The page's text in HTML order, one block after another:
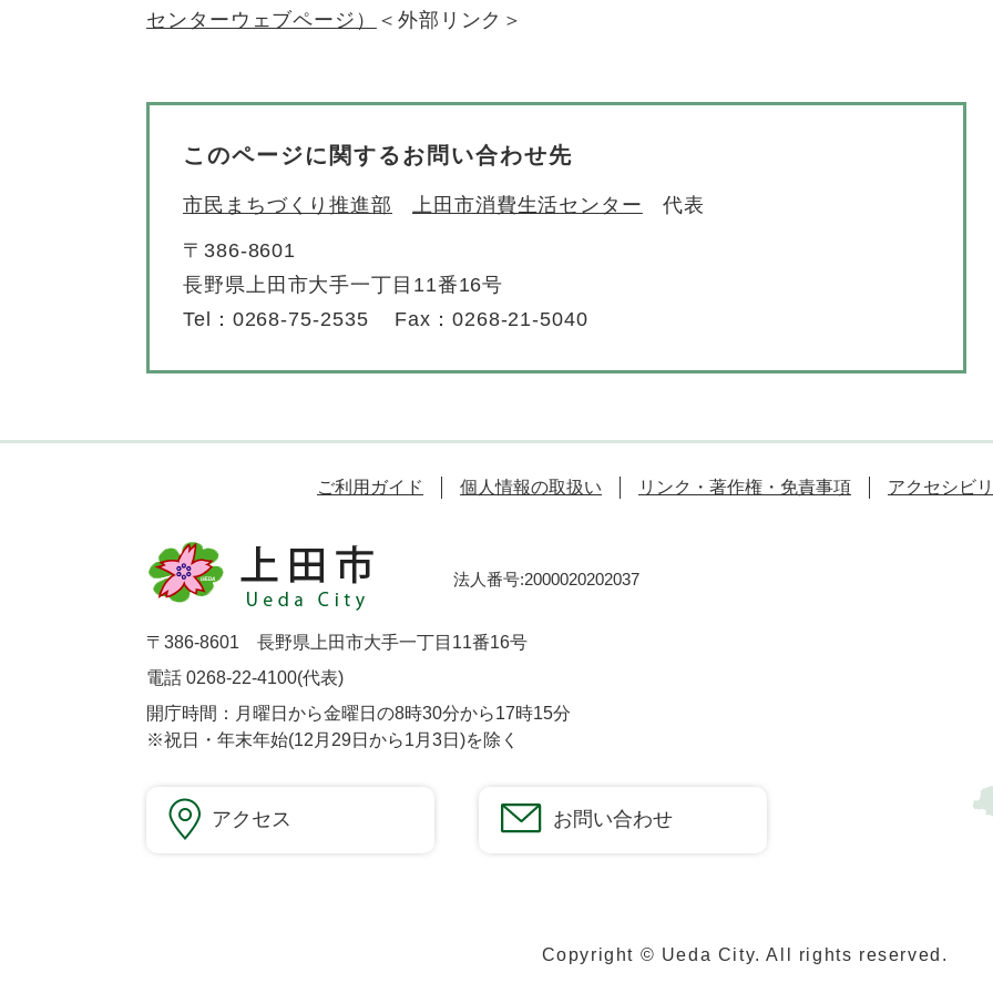
センターウェブページ）
＜外部リンク＞
このページに関するお問い合わせ先
市民まちづくり推進部 上田市消費生活センター 代表
〒386-8601
長野県上田市大手一丁目11番16号
Tel：0268-75-2535
Fax：0268-21-5040
ご利用ガイド 個人情報の取扱い リンク・著作権・免責事項 アクセシビ
法人番号:2000020202037
〒386-8601 長野県上田市大手一丁目11番16号
電話 0268-22-4100(代表)
開庁時間：月曜日から金曜日の8時30分から17時15分
※祝日・年末年始(12月29日から1月3日)を除く
アクセス お問い合わせ
Copyright © Ueda City. All rights reserved.